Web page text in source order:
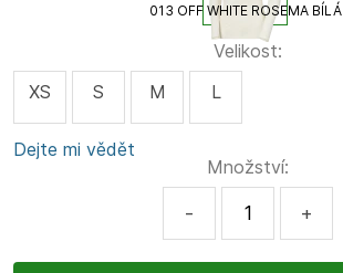
013 OFF WHITE ROSEMA BÍLÁ
Velikost:
XS
S M L
Dejte mi vědět
Množství:
- +